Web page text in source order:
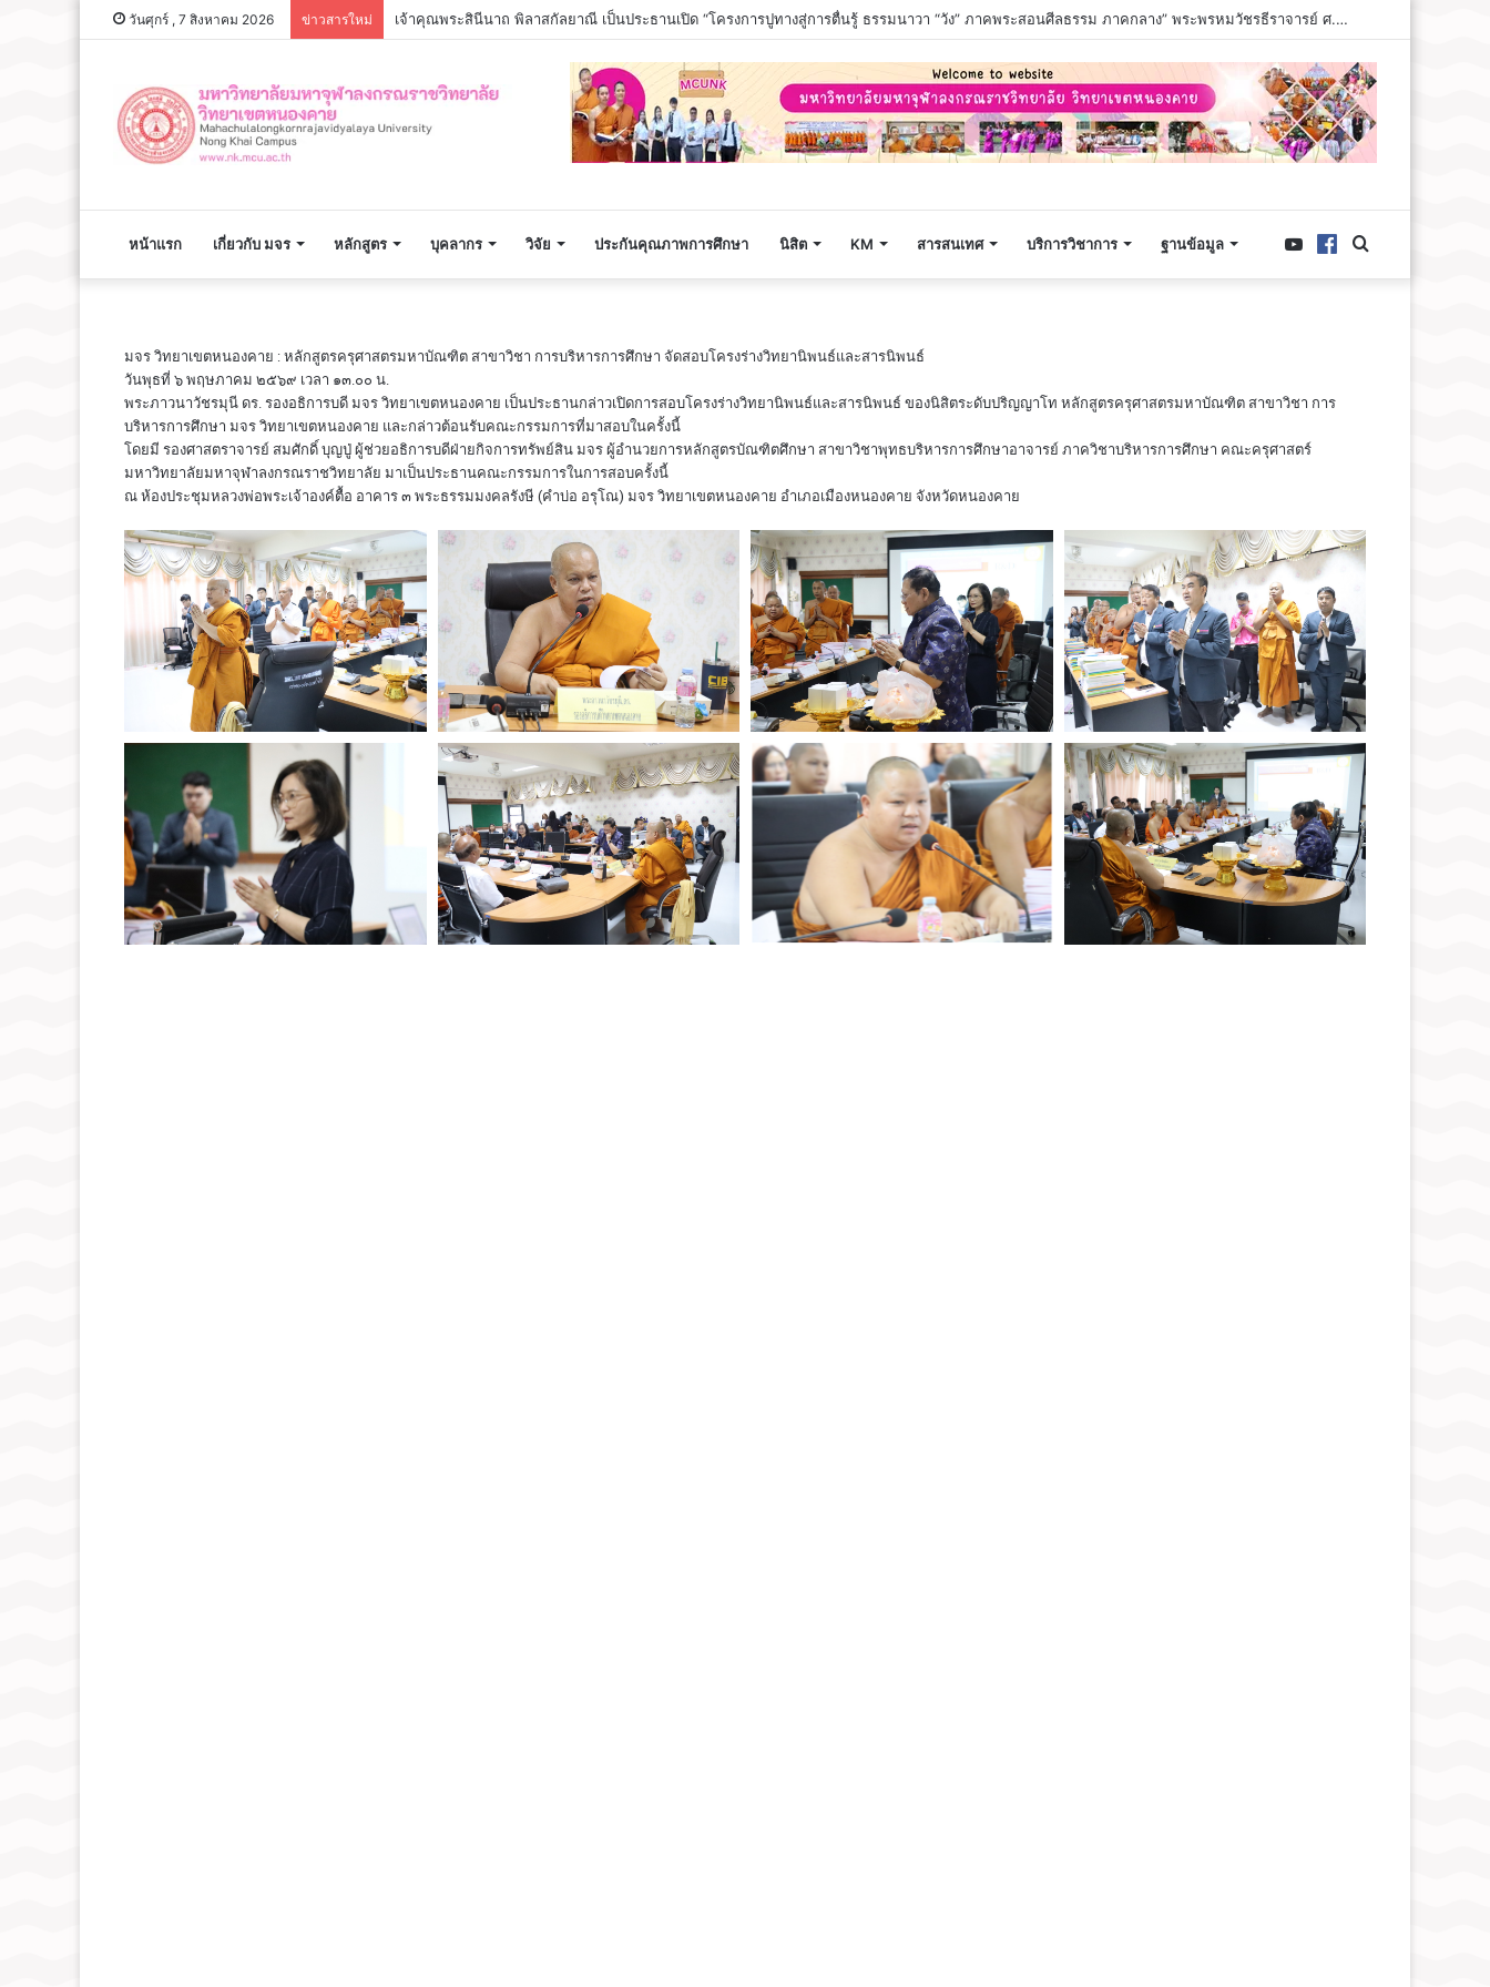
วันศุกร์ , 7 สิงหาคม 2026 ข่าวสารใหม่ เจ้าคุณพระสินีนาถ พิลาสกัลยาณี เป็นประธานเปิด “โครงการปูทางสู่การตื่นรู้ ธรรมนาวา “วัง” ภาคพระสอนศีลธรรม ภาคกลาง” พระพรหมวัชรธีราจารย์ ศ.ดร. อธิการบดีมหาวิทยาลัยมหาจุฬาลงกรณราชวิทยาลัย องค์ประธานสงฆ์ การนี้ พระภาวนาวัชรมุนีวัชรมุนี ดร. รองอธิการบดี มจร วิทยาเขตหนองคาย และคณะ ร่วมในพิธีครั้งนี้ วันพุธที่ ๕ สิงหาคม พ.ศ. ๒๕๖๙ เวลา ๐๙.๐๐ น. ณ อาคาร มวก.๔๘ พรรษา มหาวิทยาลัยมหาจุฬาลงกรณราชวิทยาลัย ตำบลลำไทร อำเภอวังน้อย จังหวัดพระนครศรีอยุธยา
หน้าแรก เกี่ยวกับ มจร หลักสูตร บุคลากร วิจัย ประกันคุณภาพการศึกษา นิสิต KM สารสนเทศ บริการวิชาการ ฐานข้อมูล
มจร วิทยาเขตหนองคาย : หลักสูตรครุศาสตรมหาบัณฑิต สาขาวิชา การบริหารการศึกษา จัดสอบโครงร่างวิทยานิพนธ์และสารนิพนธ์
วันพุธที่ ๖ พฤษภาคม ๒๕๖๙ เวลา ๑๓.๐๐ น.
พระภาวนาวัชรมุนี ดร. รองอธิการบดี มจร วิทยาเขตหนองคาย เป็นประธานกล่าวเปิดการสอบโครงร่างวิทยานิพนธ์และสารนิพนธ์ ของนิสิตระดับปริญญาโท หลักสูตรครุศาสตรมหาบัณฑิต สาขาวิชา การ
บริหารการศึกษา มจร วิทยาเขตหนองคาย และกล่าวต้อนรับคณะกรรมการที่มาสอบในครั้งนี้
โดยมี รองศาสตราจารย์ สมศักดิ์ บุญปู่ ผู้ช่วยอธิการบดีฝ่ายกิจการทรัพย์สิน มจร ผู้อำนวยการหลักสูตรบัณฑิตศึกษา สาขาวิชาพุทธบริหารการศึกษาอาจารย์ ภาควิชาบริหารการศึกษา คณะครุศาสตร์
มหาวิทยาลัยมหาจุฬาลงกรณราชวิทยาลัย มาเป็นประธานคณะกรรมการในการสอบครั้งนี้
ณ ห้องประชุมหลวงพ่อพระเจ้าองค์ตื้อ อาคาร ๓ พระธรรมมงคลรังษี (คำบ่อ อรุโณ) มจร วิทยาเขตหนองคาย อำเภอเมืองหนองคาย จังหวัดหนองคาย